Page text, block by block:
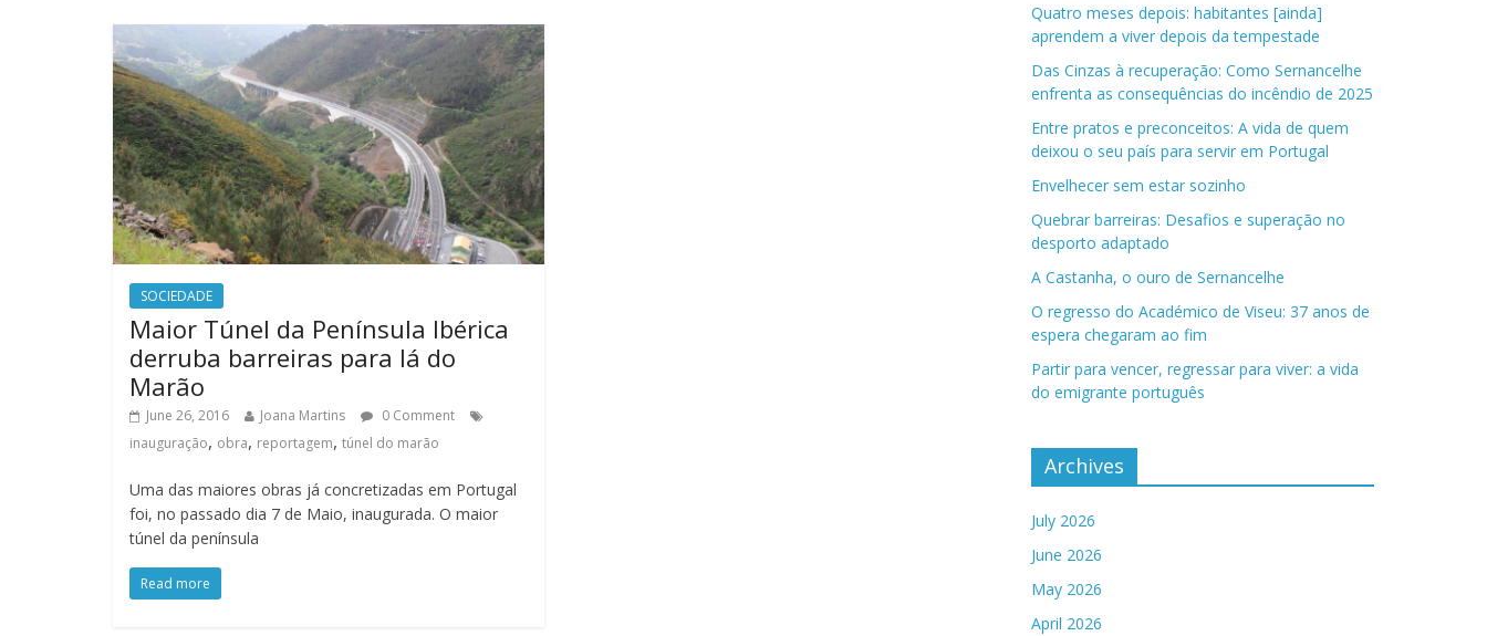
SOCIEDADE
Maior Túnel da Península Ibérica
derruba barreiras para lá do
Marão
June 26, 2016 Joana Martins
0 Comment
inauguração, obra, reportagem, túnel do marão
Uma das maiores obras já concretizadas em Portugal
foi, no passado dia 7 de Maio, inaugurada. O maior
túnel da península
Read more
Quatro meses depois: habitantes [ainda]
aprendem a viver depois da tempestade
Das Cinzas à recuperação: Como Sernancelhe
enfrenta as consequências do incêndio de 2025
Entre pratos e preconceitos: A vida de quem
deixou o seu país para servir em Portugal
Envelhecer sem estar sozinho
Quebrar barreiras: Desafios e superação no
desporto adaptado
A Castanha, o ouro de Sernancelhe
O regresso do Académico de Viseu: 37 anos de
espera chegaram ao fim
Partir para vencer, regressar para viver: a vida
do emigrante português
Archives
July 2026
June 2026
May 2026
April 2026